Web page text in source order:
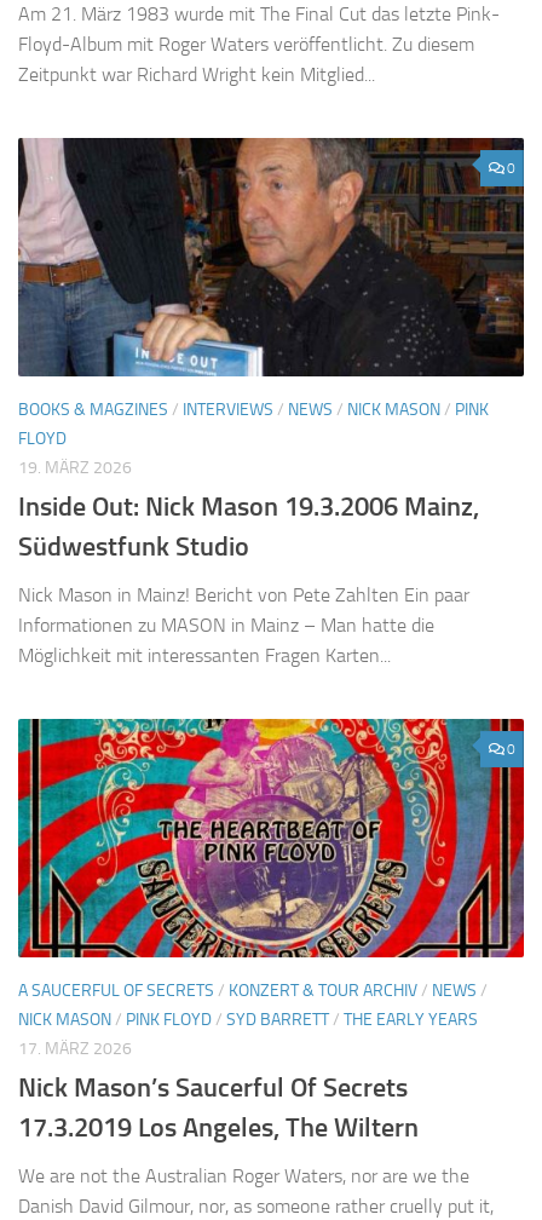
Am 21. März 1983 wurde mit The Final Cut das letzte Pink-
Floyd-Album mit Roger Waters veröffentlicht. Zu diesem
Zeitpunkt war Richard Wright kein Mitglied...
0
BOOKS & MAGZINES / INTERVIEWS / NEWS / NICK MASON/ PINK
FLOYD
19. MÄRZ 2026
Inside Out: Nick Mason 19.3.2006 Mainz,
Südwestfunk Studio
Nick Mason in Mainz! Bericht von Pete Zahlten Ein paar
Informationen zu MASON in Mainz – Man hatte die
Möglichkeit mit interessanten Fragen Karten...
0
A SAUCERFUL OF SECRETS / KONZERT & TOUR ARCHIV/ NEWS /
NICK MASON/ PINK FLOYD/ SYD BARRETT/ THE EARLY YEARS
17. MÄRZ 2026
Nick Mason’s Saucerful Of Secrets
17.3.2019 Los Angeles, The Wiltern
We are not the Australian Roger Waters, nor are we the
Danish David Gilmour, nor, as someone rather cruelly put it,